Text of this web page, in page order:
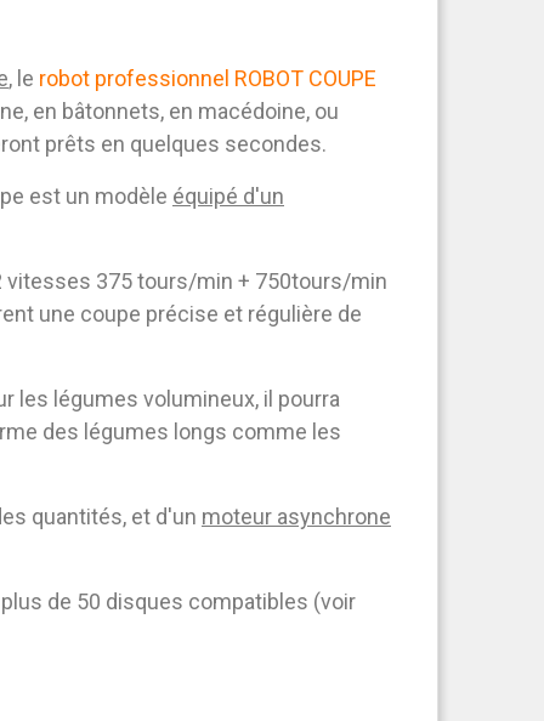
, le robot professionnel ROBOT COUPE
en bâtonnets, en macédoine, ou
prêts en quelques secondes.
est un modèle équipé d'un
vitesses 375 tours/min + 750tours/min
une coupe précise et régulière de
les légumes volumineux, il pourra
des légumes longs comme les
quantités, et d'un moteur asynchrone
de 50 disques compatibles (voir